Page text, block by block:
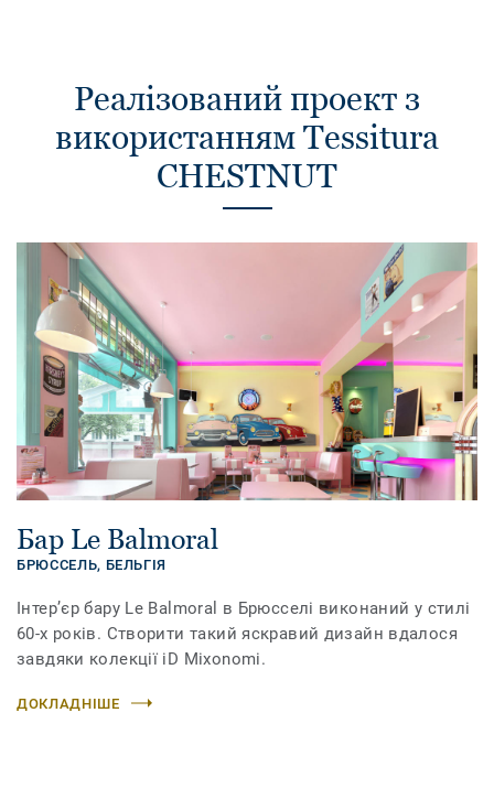
Реалізований проект з
використанням Tessitura
CHESTNUT
Бар Le Balmoral
БРЮССЕЛЬ, БЕЛЬГІЯ
Інтер’єр бару Le Balmoral в Брюсселі виконаний у стилі
60-х років. Створити такий яскравий дизайн вдалося
завдяки колекції iD Mixonomi.
ДОКЛАДНІШЕ